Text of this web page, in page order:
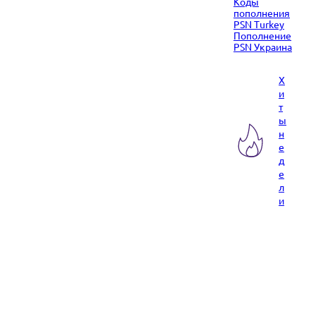
пополнения
PSN Turkey
Пополнение
PSN Украина
Х
и
т
ы
н
е
д
е
л
и